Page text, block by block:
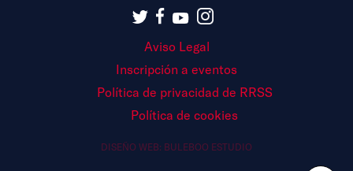
Aviso Legal
Inscripción a eventos
Política de privacidad de RRSS
Política de cookies
DISEÑO WEB: BULEBOO ESTUDIO